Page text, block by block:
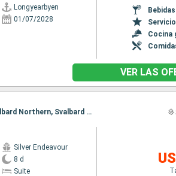
Longyearbyen
01/07/2028
Cocina
VER LAS
Itinerario : Longyearbyen, Svalbard Northern, Svalbard Southern, Longyearbyen, Svalbard Northern, Svalbard Southern, Longyearbyen
Silver Endeavour
8 d
Suite